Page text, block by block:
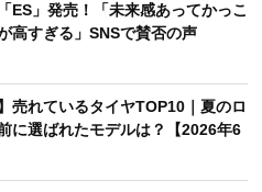
ES」発売！「未来感あってかっこ
高すぎる」SNSで賛否の声
売れているタイヤTOP10｜夏のロ
に選ばれたモデルは？【2026年6